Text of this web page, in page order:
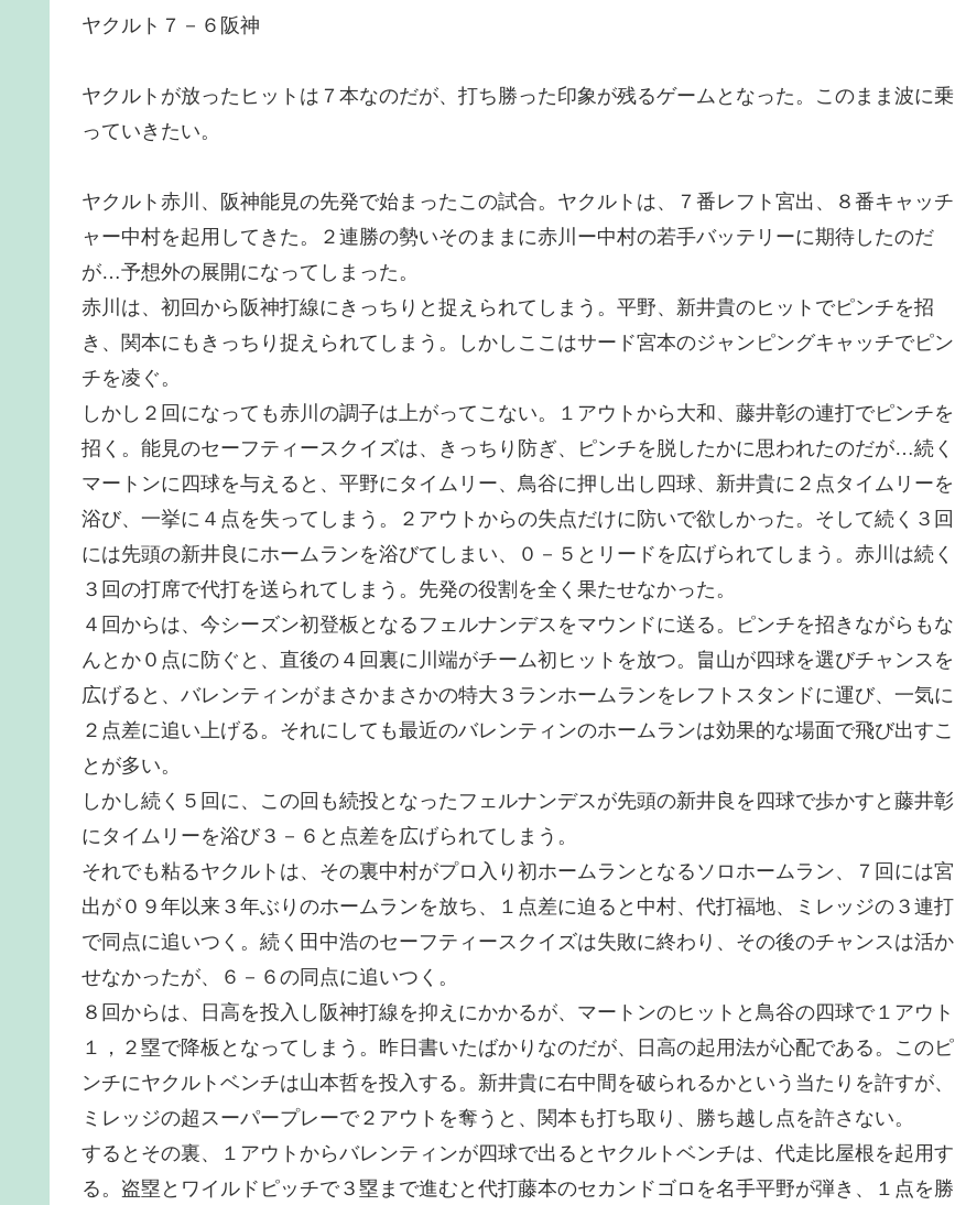
ヤクルト７－６阪神
ヤクルトが放ったヒットは７本なのだが、打ち勝った印象が残るゲームとなった。このまま波に乗
っていきたい。
ヤクルト赤川、阪神能見の先発で始まったこの試合。ヤクルトは、７番レフト宮出、８番キャッチ
ャー中村を起用してきた。２連勝の勢いそのままに赤川ー中村の若手バッテリーに期待したのだ
が…予想外の展開になってしまった。
赤川は、初回から阪神打線にきっちりと捉えられてしまう。平野、新井貴のヒットでピンチを招
き、関本にもきっちり捉えられてしまう。しかしここはサード宮本のジャンピングキャッチでピン
チを凌ぐ。
しかし２回になっても赤川の調子は上がってこない。１アウトから大和、藤井彰の連打でピンチを
招く。能見のセーフティースクイズは、きっちり防ぎ、ピンチを脱したかに思われたのだが…続く
マートンに四球を与えると、平野にタイムリー、鳥谷に押し出し四球、新井貴に２点タイムリーを
浴び、一挙に４点を失ってしまう。２アウトからの失点だけに防いで欲しかった。そして続く３回
には先頭の新井良にホームランを浴びてしまい、０－５とリードを広げられてしまう。赤川は続く
３回の打席で代打を送られてしまう。先発の役割を全く果たせなかった。
４回からは、今シーズン初登板となるフェルナンデスをマウンドに送る。ピンチを招きながらもな
んとか０点に防ぐと、直後の４回裏に川端がチーム初ヒットを放つ。畠山が四球を選びチャンスを
広げると、バレンティンがまさかまさかの特大３ランホームランをレフトスタンドに運び、一気に
２点差に追い上げる。それにしても最近のバレンティンのホームランは効果的な場面で飛び出すこ
とが多い。
しかし続く５回に、この回も続投となったフェルナンデスが先頭の新井良を四球で歩かすと藤井彰
にタイムリーを浴び３－６と点差を広げられてしまう。
それでも粘るヤクルトは、その裏中村がプロ入り初ホームランとなるソロホームラン、７回には宮
出が０９年以来３年ぶりのホームランを放ち、１点差に迫ると中村、代打福地、ミレッジの３連打
で同点に追いつく。続く田中浩のセーフティースクイズは失敗に終わり、その後のチャンスは活か
せなかったが、６－６の同点に追いつく。
８回からは、日高を投入し阪神打線を抑えにかかるが、マートンのヒットと鳥谷の四球で１アウト
１，２塁で降板となってしまう。昨日書いたばかりなのだが、日高の起用法が心配である。このピ
ンチにヤクルトベンチは山本哲を投入する。新井貴に右中間を破られるかという当たりを許すが、
ミレッジの超スーパープレーで２アウトを奪うと、関本も打ち取り、勝ち越し点を許さない。
するとその裏、１アウトからバレンティンが四球で出るとヤクルトベンチは、代走比屋根を起用す
る。盗塁とワイルドピッチで３塁まで進むと代打藤本のセカンドゴロを名手平野が弾き、１点を勝